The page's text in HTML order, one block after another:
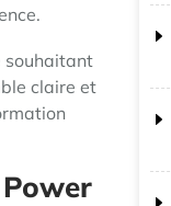
souhaitant
claire et